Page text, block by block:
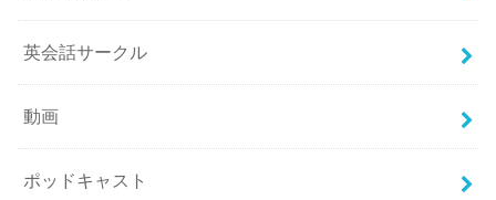
英会話サークル
動画
ポッドキャスト